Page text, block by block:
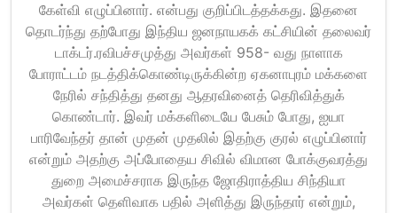
கேள்வி எழுப்பினார். என்பது குறிப்பிடத்தக்கது. இதனை
தொடர்ந்து தற்போது இந்திய ஜனநாயகக் கட்சியின் தலைவர்
டாக்டர்.ரவிபச்சமுத்து அவர்கள் 958- வது நாளாக
போராட்டம் நடத்திக்கொண்டிருக்கின்ற ஏகனாபுரம் மக்களை
நேரில் சந்தித்து தனது ஆதரவினைத் தெரிவித்துக்
கொண்டார். இவர் மக்களிடையே பேசும் போது, ஐயா
பாரிவேந்தர் தான் முதன் முதலில் இதற்கு குரல் எழுப்பினார்
என்றும் அதற்கு அப்போதைய சிவில் விமான போக்குவரத்து
துறை அமைச்சராக இருந்த ஜோதிராத்திய சிந்தியா
அவர்கள் தெளிவாக பதில் அளித்து இருந்தார் என்றும்,